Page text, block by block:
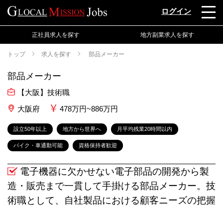
ログイン
正社員求人を探す 地方副業求人を探す
トップ 求人を探す 部品メーカー
部品メーカー
【大阪】技術職
大阪府
478万円~886万円
設立50年以上 地方から世界へ 月平均残業20時間以内
バイク・車通勤可能 資格保持者歓迎
電子機器に欠かせない電子部品の開発から製
造・販売まで一貫して手掛ける部品メーカー。技
術職として、自社製品における顧客ニーズの把握